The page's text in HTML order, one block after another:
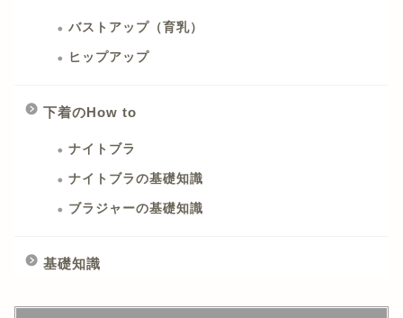
バストアップ（育乳）
ヒップアップ
下着のHow to
ナイトブラ
ナイトブラの基礎知識
ブラジャーの基礎知識
基礎知識